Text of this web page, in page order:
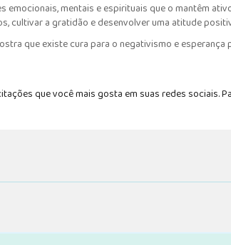
mentais e espirituais que o mantêm
cultivar a gratidão e desenvolver uma atitude
que existe cura para o negativismo e esperança
que você mais gosta em suas redes sociais.